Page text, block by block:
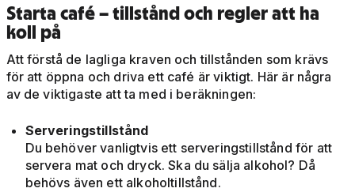
Starta café – tillstånd och regler att ha
koll på
Att förstå de lagliga kraven och tillstånden som krävs
för att öppna och driva ett café är viktigt. Här är några
av de viktigaste att ta med i beräkningen:
Serveringstillstånd
Du behöver vanligtvis ett serveringstillstånd för att
servera mat och dryck. Ska du sälja alkohol? Då
behövs även ett alkoholtillstånd.